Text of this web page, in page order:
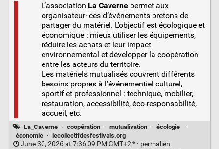
L’association La Cavernepermet aux
organisateur·ices d’événements bretons de
partager du matériel. L’objectif est écologique et
économique : mieux utiliser les équipements,
réduire les achats et leur impact
environnemental et développer la coopération
entre les acteurs du territoire.
Les matériels mutualisés couvrent différents
besoins propres à l’événementiel culturel,
sportif et professionnel : technique, mobilier,
restauration, accessibilité, éco-responsabilité,
accueil, etc.
La_Caverne · coopération · mutualisation · écologie
·
économie
· lecollectifdesfestivals.org
June 30, 2026 at 7:36:09 PM GMT+2 * · permalien